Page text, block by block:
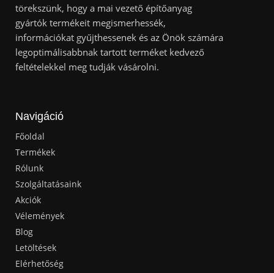
törekszünk, hogy a mai vezető építőanyag
gyártók termékeit megismerhessék,
információkat gyűjthessenek és az Önök számára
legoptimálisabbnak tartott terméket kedvező
feltételekkel meg tudják vásárolni.
Navigáció
Főoldal
Termékek
Rólunk
Szolgáltatásaink
Akciók
Vélemények
Blog
Letöltések
Elérhetőség